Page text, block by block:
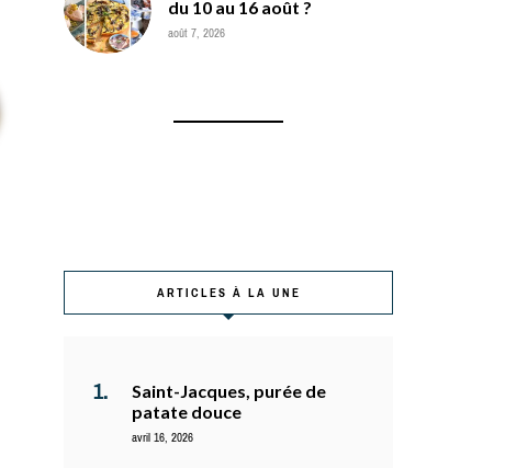
du 10 au 16 août ?
août 7, 2026
ARTICLES À LA UNE
Saint-Jacques, purée de
patate douce
avril 16, 2026